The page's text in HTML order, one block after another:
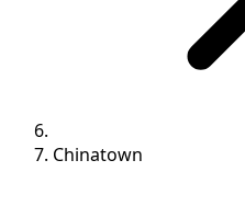
Chinatown